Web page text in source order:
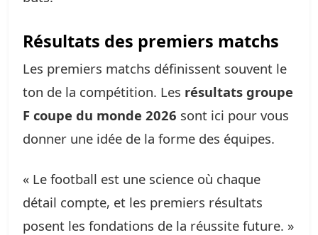
Résultats des premiers matchs
Les premiers matchs définissent souvent le
ton de la compétition. Les résultats groupe
F coupe du monde 2026 sont ici pour vous
donner une idée de la forme des équipes.
« Le football est une science où chaque
détail compte, et les premiers résultats
posent les fondations de la réussite future. »